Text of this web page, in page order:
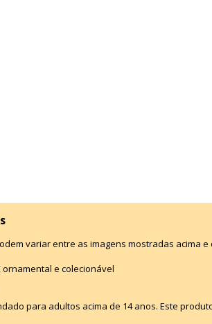
variar entre as imagens mostradas acima
ornamental e colecionável
para adultos acima de 14 anos. Este